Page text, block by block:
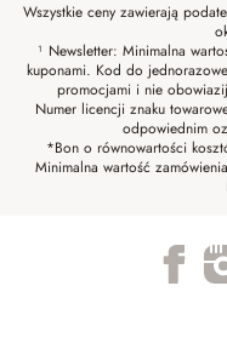
Wszystkie ceny zawierają
¹ Newsletter: Minimalna
kuponami. Kod do
promocjami i nie
Numer licencji znaku
odpowiednim
*Bon o równowartości
Minimalna wartość